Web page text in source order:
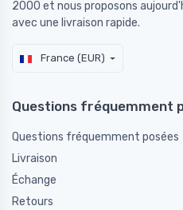
2000 et nous proposons
avec une livraison rapide.
France (EUR)
Questions fréquemment
Questions fréquemment posées
Livraison
Échange
Retours